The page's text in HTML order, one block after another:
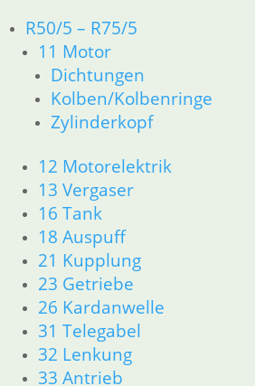
R50/5 – R75/5
11 Motor
Dichtungen
Kolben/Kolbenringe
Zylinderkopf
12 Motorelektrik
13 Vergaser
16 Tank
18 Auspuff
21 Kupplung
23 Getriebe
26 Kardanwelle
31 Telegabel
32 Lenkung
33 Antrieb
zzgl. Versandkosten
In den Warenkorb
Dichtring
Artikelnummer: 1020109
inkl. MwSt.
zzgl.Versandkosten
In den Warenkorb
Schraube
1,50€
Artikelnummer: 1231463
inkl. MwSt.